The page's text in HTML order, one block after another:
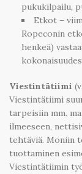
pukukilpailu,
Etkot –
Ropeconin
henkeä)
Viestintätiimi
Viestintätiimi
tarpeisiin mm.
ilmeeseen,
tehtäviä. Moniin
tuottaminen
Viestintätiimin